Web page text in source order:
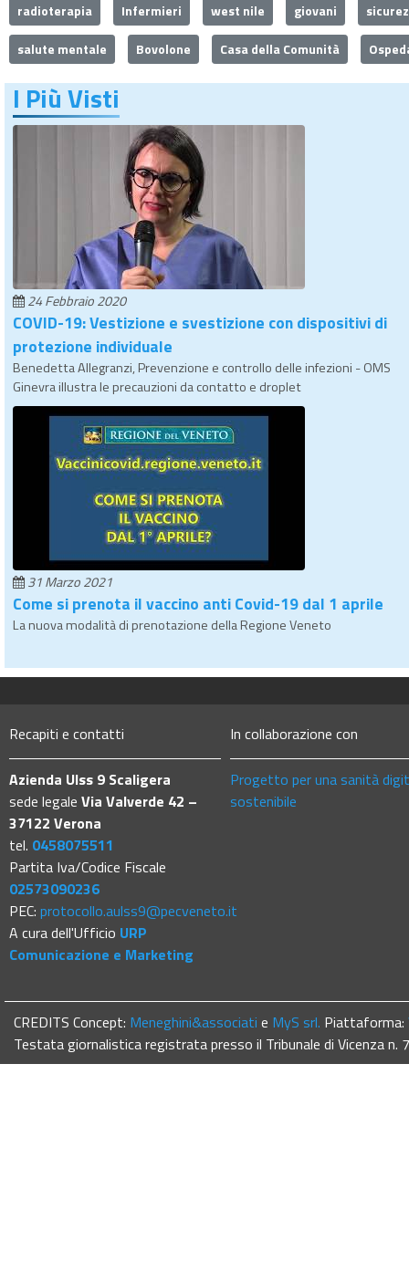
radioterapia
Infermieri west nile giovani
salute mentale
Bovolone Casa della Comunità
I Più Visti
24 Febbraio 2020
COVID-19: Vestizione e svestizione con dispositivi di
protezione individuale
Benedetta Allegranzi, Prevenzione e controllo delle infezioni - OMS
Ginevra illustra le precauzioni da contatto e droplet
31 Marzo 2021
Come si prenota il vaccino anti Covid-19 dal 1 aprile
La nuova modalità di prenotazione della Regione Veneto
Recapiti e contatti
Azienda Ulss 9 Scaligera
sede legale Via Valverde 42 –
37122 Verona
tel. 0458075511
Partita Iva/Codice Fiscale
02573090236
PEC: protocollo.aulss9@pecveneto.it
A cura dell'Ufficio URP
Comunicazione e Marketing
In collaborazione con
Progetto per una sanità
sostenibile
CREDITS Concept: Meneghini&associati e MyS srl. Piattaforma:
Testata giornalistica registrata presso il Tribunale di Vicenza n.